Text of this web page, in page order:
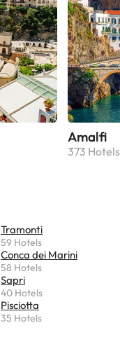
Amalfi
373 Hotels
Tramonti
59 Hotels
Conca dei Marini
58 Hotels
Sapri
40 Hotels
Pisciotta
35 Hotels